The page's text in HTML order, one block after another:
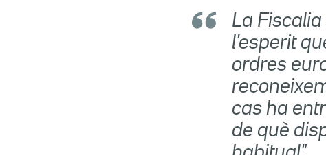
La
l'esperit
ordres
cas ha
de què